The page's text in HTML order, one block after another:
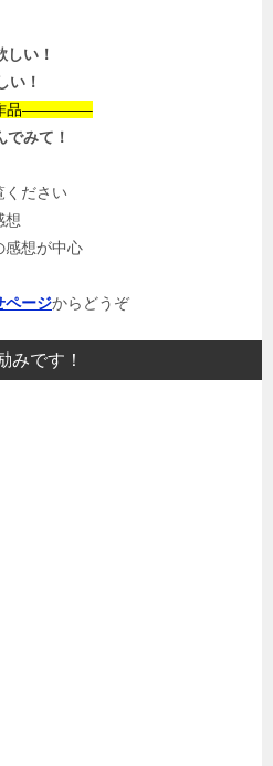
い！
い！
作品————–
みて！
ください
想
感想が中心
ページからどうぞ
みです！